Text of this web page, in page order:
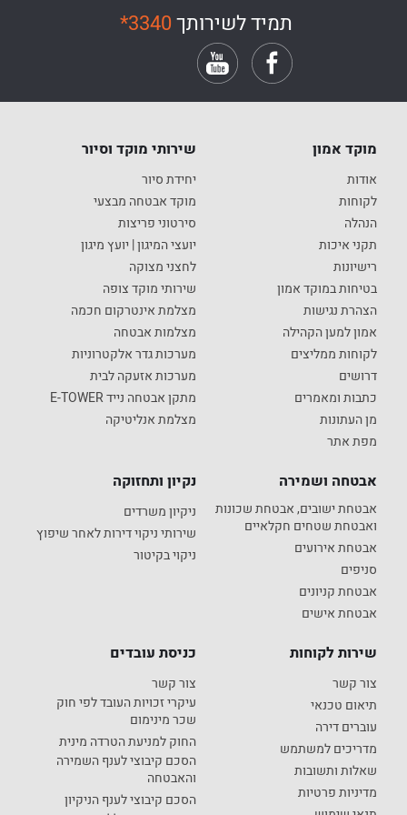
תמיד לשירותך*3340
מוקד אמון
אודות
לקוחות
הנהלה
תקני איכות
רישיונות
בטיחות במוקד אמון
הצהרת נגישות
אמון למען הקהילה
לקוחות ממליצים
דרושים
כתבות ומאמרים
מן העתונות
מפת אתר
שירותי מוקד וסיור
יחידת סיור
מוקד אבטחה מבצעי
סירטוני פריצות
יועצי המיגון | יועץ מיגון
לחצני מצוקה
שירותי מוקד צופה
מצלמת אינטרקום חכמה
מצלמות אבטחה
מערכות גדר אלקטרוניות
מערכות אזעקה לבית
מתקן אבטחה נייד E-TOWER
מצלמת אנליטיקה
אבטחה ושמירה
אבטחת ישובים, אבטחת שכונות
ואבטחת שטחים חקלאיים
אבטחת אירועים
סניפים
אבטחת קניונים
אבטחת אישים
נקיון ותחזוקה
ניקיון משרדים
שירותי ניקוי דירות לאחר שיפוץ
ניקוי בקיטור
שירות לקוחות
צור קשר
תיאום טכנאי
עוברים דירה
מדריכים למשתמש
שאלות ותשובות
מדיניות פרטיות
כניסת עובדים
צור קשר
עיקרי זכויות העובד לפי חוק
שכר מינימום
החוק למניעת הטרדה מינית
הסכם קיבוצי לענף השמירה
והאבטחה
הסכם קיבוצי לענף הניקיון